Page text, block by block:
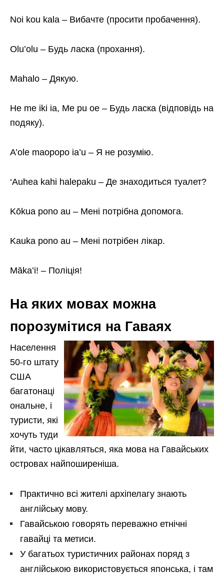
Noi kou kala – Вибачте (просити пробачення).
Olu’olu – Будь ласка (прохання).
Mahalo – Дякую.
He me iki ia, Me pu oe – Будь ласка (відповідь на
подяку).
A’ole maopopo ia’u – Я не розумію.
‘Auhea kahi halepaku – Де знаходиться туалет?
Kōkua pono au – Мені потрібна допомога.
Kauka pono au – Мені потрібен лікар.
Māka’i! – Поліція!
На яких мовах можна
порозумітися на Гаваях
Населення
50-го штату
США
багатонаці
ональне, і
туристи, які
хочуть туди
йти, часто цікавляться, яка мова на Гавайських
островах найпоширеніша.
Практично всі жителі архіпелагу знають
англійську мову.
Гавайською говорять переважно етнічні
гавайці та метиси.
У багатьох туристичних районах поряд з
англійською використовується японська, і там